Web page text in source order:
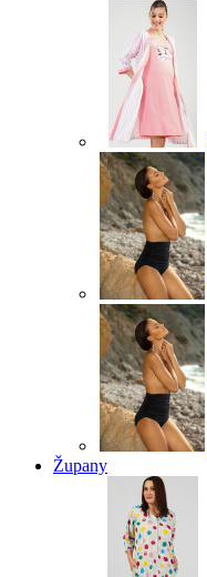
Župany